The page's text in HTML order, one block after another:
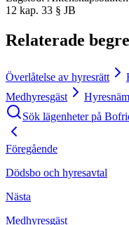
12 kap. 33 § JB
Relaterade
Överlåtelse av hyresrätt
Medhyresgäst
Sök lägenheter på
Föregående
Dödsbo och hyresavtal
Nästa
Medhyresgäst